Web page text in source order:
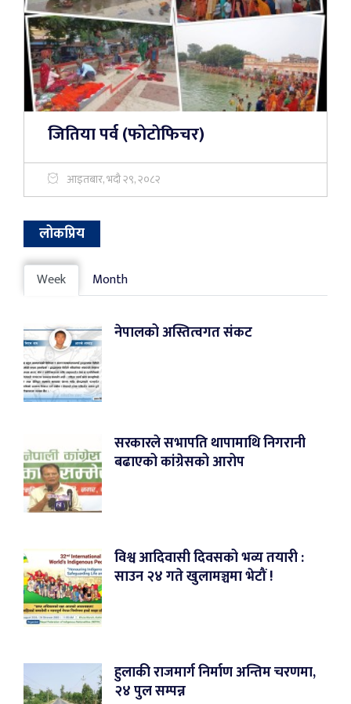
जितिया पर्व (फाेटाेफिचर)
आइतबार, भदौ २९, २०८२
लोकप्रिय
Week Month
नेपालको अस्तित्वगत संकट
सरकारले सभापति थापामाथि निगरानी
बढाएको कांग्रेसको आरोप
विश्व आदिवासी दिवसको भव्य तयारी :
साउन २४ गते खुलामञ्चमा भेटौं !
हुलाकी राजमार्ग निर्माण अन्तिम चरणमा,
२४ पुल सम्पन्न